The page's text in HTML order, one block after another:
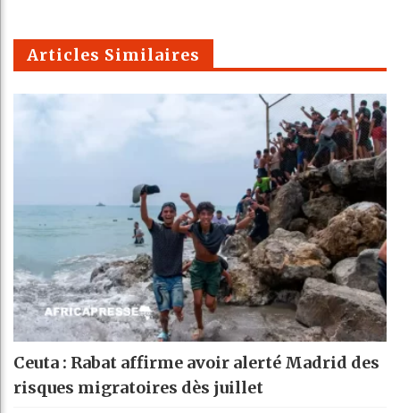
m
Articles Similaires
Ceuta : Rabat affirme avoir alerté Madrid des
risques migratoires dès juillet